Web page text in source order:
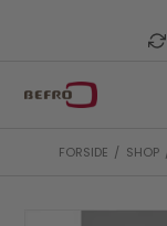
FORSIDE / SHOP